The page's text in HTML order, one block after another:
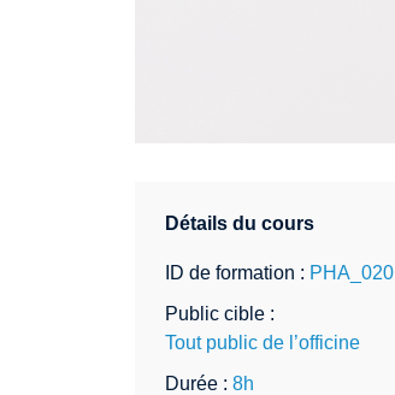
Détails du cours
ID de formation : PHA_020
Public cible :
Tout public de l’officine
Durée : 8h